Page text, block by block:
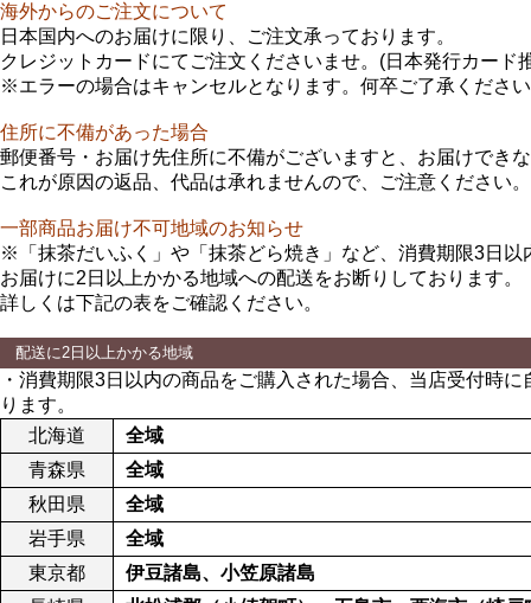
海外からのご注文について
日本国内へのお届けに限り、ご注文承っております。
クレジットカードにてご注文くださいませ。(日本発行カード
※エラーの場合はキャンセルとなります。何卒ご了承くださ
住所に不備があった場合
郵便番号・お届け先住所に不備がございますと、お届けでき
これが原因の返品、代品は承れませんので、ご注意ください。
一部商品お届け不可地域のお知らせ
※「抹茶だいふく」や「抹茶どら焼き」など、消費期限3日以
お届けに2日以上かかる地域への配送をお断りしております。
詳しくは下記の表をご確認ください。
配送に2日以上かかる地域
・消費期限3日以内の商品をご購入された場合、当店受付時
ります。
北海道
全域
青森県
全域
秋田県
全域
岩手県
全域
東京都
伊豆諸島、小笠原諸島